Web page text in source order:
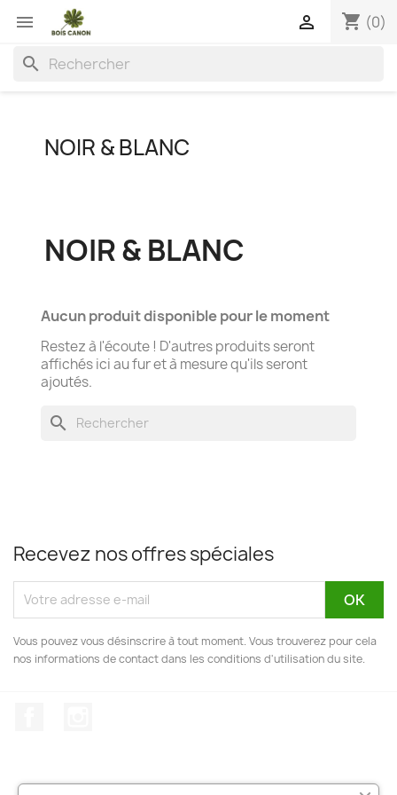
 shopping_cart (0)

search
NOIR & BLANC
NOIR & BLANC
Aucun produit disponible pour le moment
Restez à l'écoute ! D'autres produits seront
affichés ici au fur et à mesure qu'ils seront
ajoutés.
search
Recevez nos offres spéciales
Vous pouvez vous désinscrire à tout moment. Vous trouverez pour cela
nos informations de contact dans les conditions d'utilisation du site.